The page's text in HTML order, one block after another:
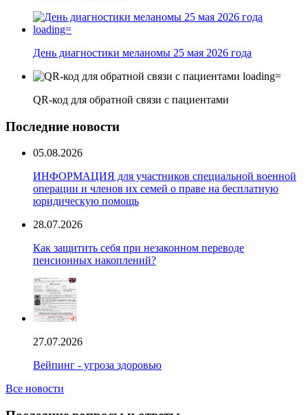
День диагностики меланомы 25 мая 2026 года
QR-код для обратной связи с пациентами
Последние новости
05.08.2026
ИНФОРМАЦИЯ для участников специальной военной
операции и членов их семей о праве на бесплатную
юридическую помощь
28.07.2026
Как защитить себя при незаконном переводе
пенсионных накоплений?
27.07.2026
Вейпинг - угроза здоровью
Все новости